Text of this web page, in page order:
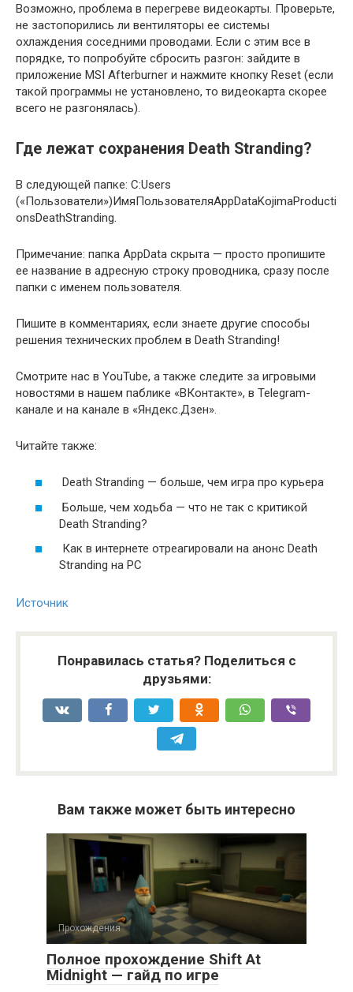
Возможно, проблема в перегреве видеокарты. Проверьте,
не застопорились ли вентиляторы ее системы
охлаждения соседними проводами. Если с этим все в
порядке, то попробуйте сбросить разгон: зайдите в
приложение MSI Afterburner и нажмите кнопку Reset (если
такой программы не установлено, то видеокарта скорее
всего не разгонялась).
Где лежат сохранения Death Stranding?
В следующей папке: C:Users
(«Пользователи»)ИмяПользователяAppDataKojimaProducti
onsDeathStranding.
Примечание: папка AppData скрыта — просто пропишите
ее название в адресную строку проводника, сразу после
папки с именем пользователя.
Пишите в комментариях, если знаете другие способы
решения технических проблем в Death Stranding!
Смотрите нас в YouTube, а также следите за игровыми
новостями в нашем паблике «ВКонтакте», в Telegram-
канале и на канале в «Яндекс.Дзен».
Читайте также:
Death Stranding — больше, чем игра про курьера
Больше, чем ходьба — что не так с критикой
Death Stranding?
Как в интернете отреагировали на анонс Death
Stranding на PC
Источник
Понравилась статья? Поделиться с
друзьями:
Вам также может быть интересно
Прохождения
Полное прохождение Shift At
Midnight — гайд по игре